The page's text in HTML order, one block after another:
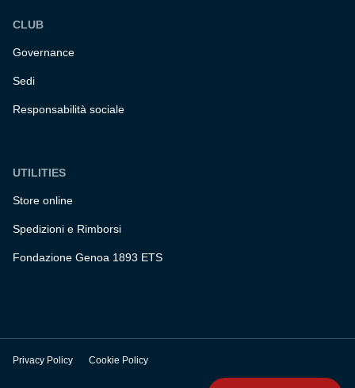
CLUB
Governance
Sedi
Responsabilità sociale
UTILITIES
Store online
Spedizioni e Rimborsi
Fondazione Genoa 1893 ETS
Privacy Policy Cookie Policy